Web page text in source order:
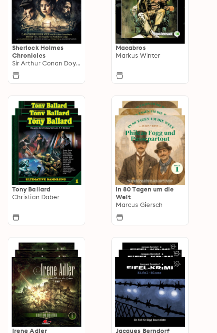
Sherlock Holmes
Chronicles
Sir Arthur Conan Doyle
Macabros
Markus Winter
Tony Ballard
Christian Daber
In 80 Tagen um die
Welt
Marcus Giersch
Irene Adler
Jacques Berndorf